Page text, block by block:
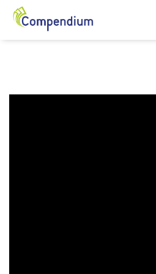
Salta al contenuto principale